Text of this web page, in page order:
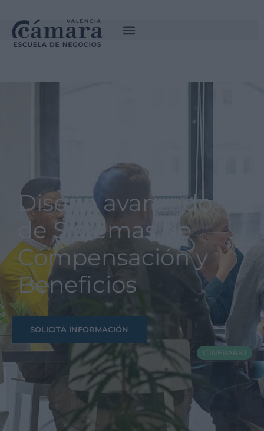
SOLICITA INFORMACIÓN
Diseño avanzado
de Sistemas de
Compensación y
Beneficios
ITINERARIO
SOLICITA INFORMACIÓN